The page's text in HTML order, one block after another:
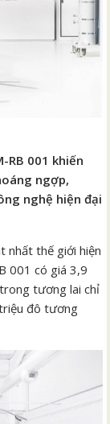
RB 001 khiến
ngợp,
nghệ hiện đại
nhất thế giới hiện
001 có giá 3,9
tương lai chỉ
đô tương